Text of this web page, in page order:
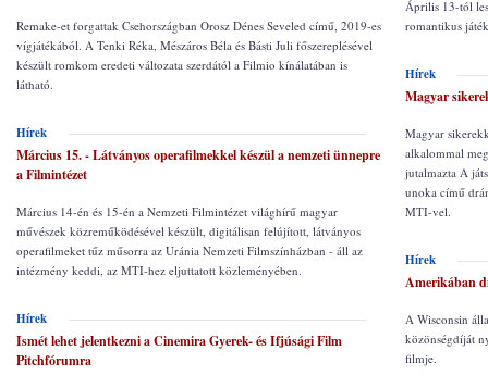
Remake-et forgattak Csehországban Orosz Dénes Seveled című, 2019-es
vígjátékából. A Tenki Réka, Mészáros Béla és Básti Juli főszereplésével
készült romkom eredeti változata szerdától a Filmio kínálatában is
látható.
Hírek
Március 15. - Látványos operafilmekkel készül a nemzeti ünnepre
a Filmintézet
Március 14-én és 15-én a Nemzeti Filmintézet világhírű magyar
művészek közreműködésével készült, digitálisan felújított, látványos
operafilmeket tűz műsorra az Uránia Nemzeti Filmszínházban - áll az
intézmény keddi, az MTI-hez eljuttatott közleményében.
Hírek
Ismét lehet jelentkezni a Cinemira Gyerek- és Ifjúsági Film
Pitchfórumra
Április 13-tól
romantikus
Hírek
Magyar
Magyar
alkalommal
jutalmazta A
unoka című
MTI-vel.
Hírek
Amerikában
A Wisconsin
közönségdíját
filmje.